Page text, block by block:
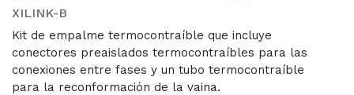
XILINK-B
Kit de empalme termocontraíble que incluye
conectores preaislados termocontraíbles para las
conexiones entre fases y un tubo termocontraíble
para la reconformación de la vaina.